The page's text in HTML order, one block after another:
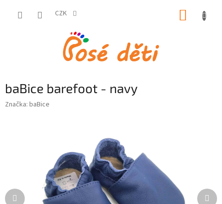
CZK
baBice barefoot - navy
Značka: baBice